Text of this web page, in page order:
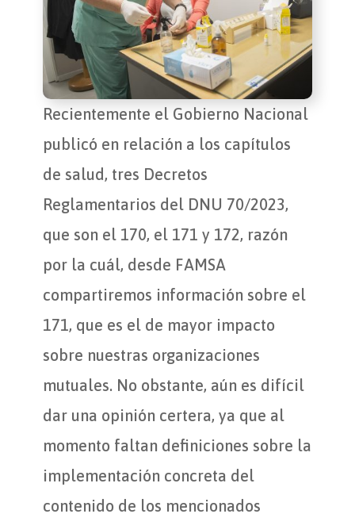
Recientemente el Gobierno Nacional
publicó en relación a los capítulos
de salud, tres Decretos
Reglamentarios del DNU 70/2023,
que son el 170, el 171 y 172, razón
por la cuál, desde FAMSA
compartiremos información sobre el
171, que es el de mayor impacto
sobre nuestras organizaciones
mutuales. No obstante, aún es difícil
dar una opinión certera, ya que al
momento faltan definiciones sobre la
implementación concreta del
contenido de los mencionados